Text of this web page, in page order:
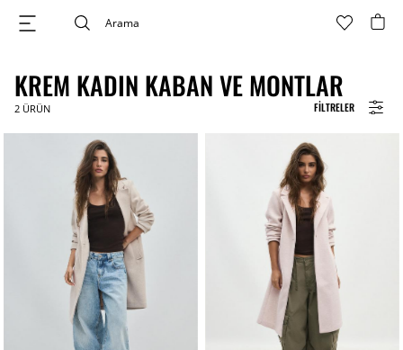
FILTRELER
KREM KADIN KABAN VE MONTLAR
2 ÜRÜN